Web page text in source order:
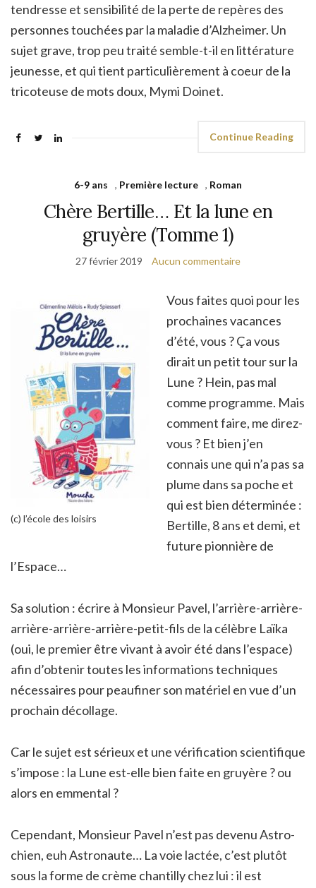
tendresse et sensibilité de la perte de repères des
personnes touchées par la maladie d’Alzheimer. Un
sujet grave, trop peu traité semble-t-il en littérature
jeunesse, et qui tient particulièrement à coeur de la
tricoteuse de mots doux, Mymi Doinet.
Continue Reading
6-9 ans , Première lecture , Roman
Chère Bertille… Et la lune en
gruyère (Tomme 1)
27 février 2019 Aucun commentaire
(c) l’école des loisirs
Vous faites quoi pour les
prochaines vacances
d’été, vous ? Ça vous
dirait un petit tour sur la
Lune ? Hein, pas mal
comme programme. Mais
comment faire, me direz-
vous ? Et bien j’en
connais une qui n’a pas sa
plume dans sa poche et
qui est bien déterminée :
Bertille, 8 ans et demi, et
future pionnière de
l’Espace…
Sa solution : écrire à Monsieur Pavel, l’arrière-arrière-
arrière-arrière-arrière-petit-fils de la célèbre Laïka
(oui, le premier être vivant à avoir été dans l’espace)
afin d’obtenir toutes les informations techniques
nécessaires pour peaufiner son matériel en vue d’un
prochain décollage.
Car le sujet est sérieux et une vérification scientifique
s’impose : la Lune est-elle bien faite en gruyère ? ou
alors en emmental ?
Cependant, Monsieur Pavel n’est pas devenu Astro-
chien, euh Astronaute… La voie lactée, c’est plutôt
sous la forme de crème chantilly chez lui : il est